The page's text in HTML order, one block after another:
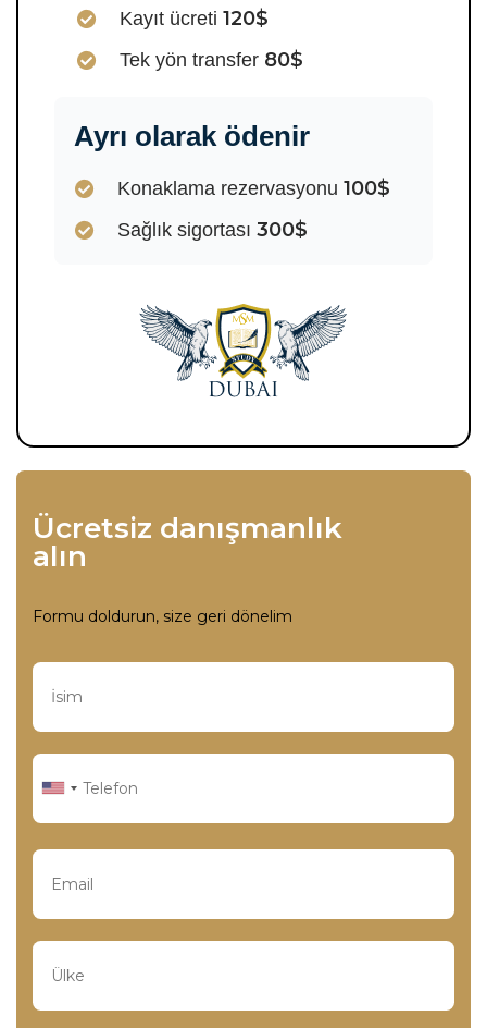
Kayıt ücreti 120$
Tek yön transfer 80$
Ayrı olarak ödenir
Konaklama rezervasyonu 100$
Sağlık sigortası 300$
Ücretsiz danışmanlık
alın
Formu doldurun, size geri dönelim